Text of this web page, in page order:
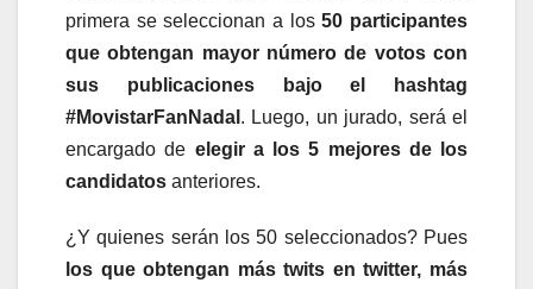
primera se seleccionan a los50 participantes
que obtengan mayor número de votos con
sus publicaciones bajo el hashtag
#MovistarFanNadal . Luego, un jurado, será el
encargado de elegir a los 5 mejores de los
candidatos anteriores.
¿Y quienes serán los 50 seleccionados? Pues
los que obtengan más twits en twitter, más